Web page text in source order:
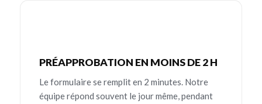
PRÉAPPROBATION EN MOINS DE 2 H
Le formulaire se remplit en 2 minutes. Notre
équipe répond souvent le jour même, pendant